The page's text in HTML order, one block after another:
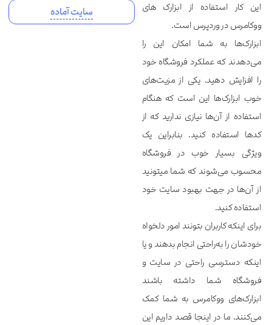
این کار استفاده از ابزارک های
ووکامرس در وردپرس است.
ابزارک‌ها به شما امکان این را
می‌دهدند که عملکرد فروشگاه خود
را افزایش دهید. یکی از مزیت‌های
خوب ابزارک‌ها این است که هنگام
استفاده از آن‌ها نیازی ندارید که از
کدها استفاده کنید. بنابراین یک
ویژگی بسیار خوب در فروشگاه
محسوب می‌‌‌‌‌شوند که شما میتونید
از آن‌‌‌‌‌ها در جهت بهبود سایت خود
استفاده کنید.
برای اینکه کاربران بتونند امور دلخواه
خودشان را به‌راحتی انجام بدهند و یا
اینکه دسترسی راحتی در سایت و
فروشگاه شما داشته باشند
ابزارک‌های ووکامرس به شما کمک
می‌کنند. ما در اینجا قصد داریم این
سایت آماده